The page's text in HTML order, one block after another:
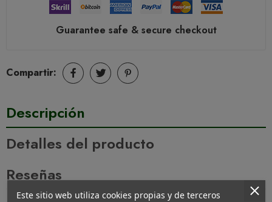
Guarantee safe & secure checkout
Compartir:
Descripción
Detalles del producto
Reseñas
Este sitio web utiliza cookies propias y de terceros